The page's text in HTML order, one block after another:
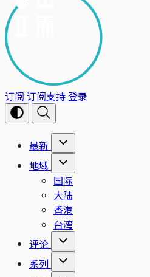
订阅 订阅支持登录
最新
地域
国际
大陆
香港
台湾
评论
系列